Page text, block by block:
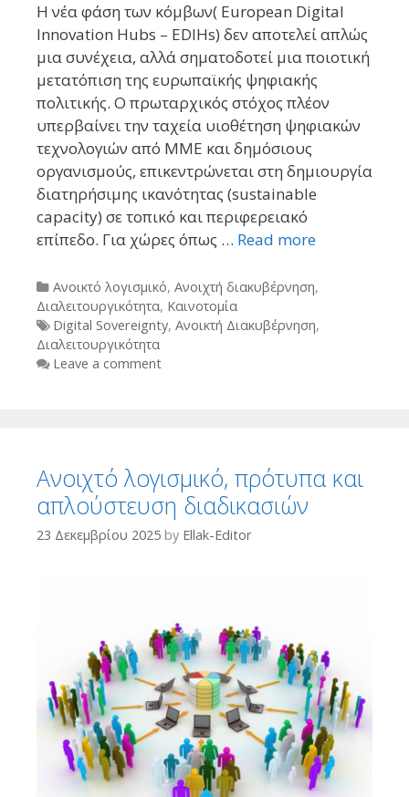
Η νέα φάση των κόμβων( European Digital
Innovation Hubs – EDIHs) δεν αποτελεί απλώς
μια συνέχεια, αλλά σηματοδοτεί μια ποιοτική
μετατόπιση της ευρωπαϊκής ψηφιακής
πολιτικής. O πρωταρχικός στόχος πλέον
υπερβαίνει την ταχεία υιοθέτηση ψηφιακών
τεχνολογιών από ΜΜΕ και δημόσιους
οργανισμούς, επικεντρώνεται στη δημιουργία
διατηρήσιμης ικανότητας (sustainable
capacity) σε τοπικό και περιφερειακό
επίπεδο. Για χώρες όπως … Read more
Categories
Ανοικτό λογισμικό, Ανοιχτή διακυβέρνηση,
Διαλειτουργικότητα, Καινοτομία
Tags
Digital Sovereignty, Ανοικτή Διακυβέρνηση,
Διαλειτουργικότητα
Leave a comment
Ανοιχτό λογισμικό, πρότυπα και
απλούστευση διαδικασιών
23 Δεκεμβρίου 2025 by Ellak-Editor